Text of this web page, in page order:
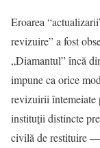
Eroarea
revizuire” a fost
„Diamantul” încă
impune ca orice
revizuirii întemeiate
instituții distincte
civilă de restituire